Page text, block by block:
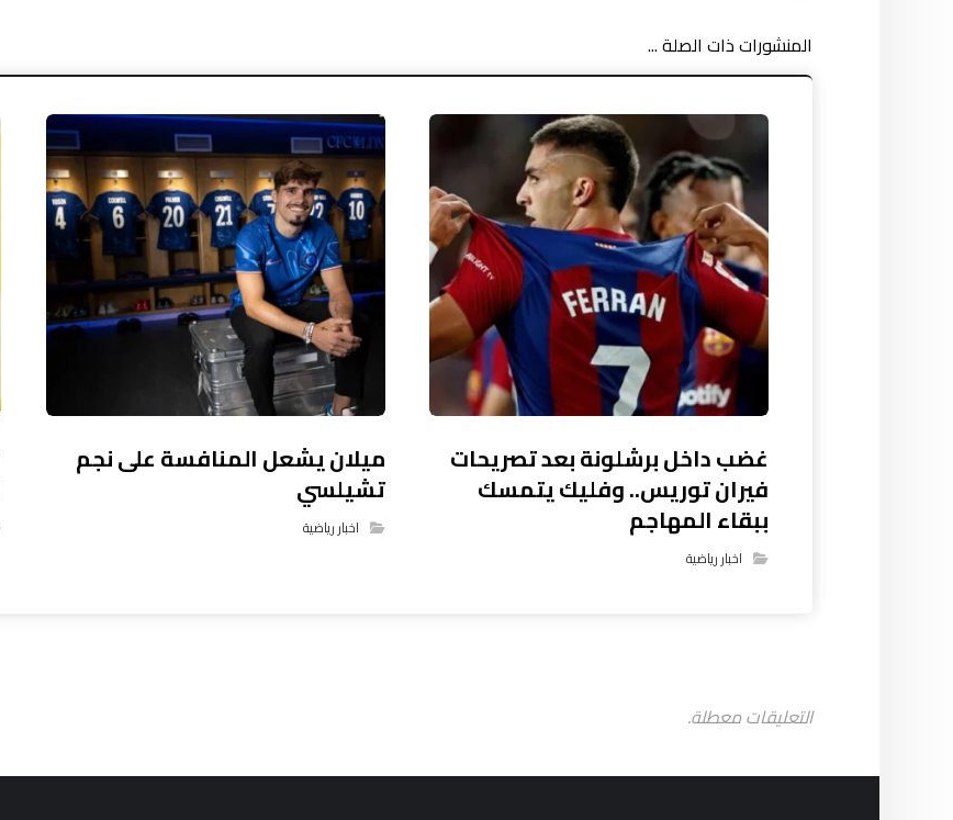
المنشورات ذات الصلة ...
غضب داخل برشلونة بعد تصريحات
فيران توريس.. وفليك يتمسك
ببقاء المهاجم
اخبار رياضية
ميلان يشعل المنافسة على نجم
تشيلسي
اخبار رياضية
التعليقات معطلة.